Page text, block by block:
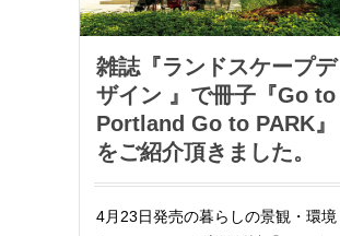
雑誌『ランドスケープデ
ザイン 』で冊子『Go to
Portland Go to PARK』
をご紹介頂きました。
4月23日発売の暮らしの景観・環境